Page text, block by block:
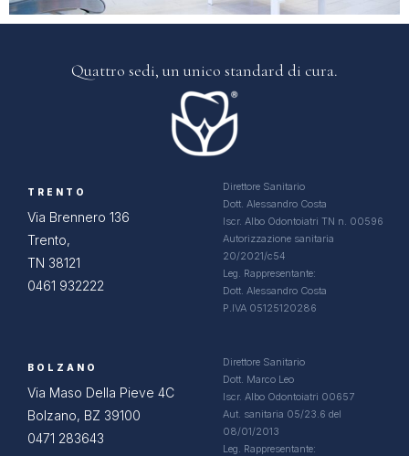
Quattro sedi, un unico standard di cura.
TRENTO
Via Brennero 136
Trento,
TN 38121
0461 932222
Direttore Sanitario
Dott. Alessandro Costa
Iscr. Albo Odontoiatri TN n. 00596
Autorizzazione sanitaria
20/2021/c54
Leg. Rappresentante:
Dott. Alessandro Costa
P.IVA 05125120286
BOLZANO
Via Maso Della Pieve 4C
Bolzano, BZ 39100
0471 283643
Direttore Sanitario
Dott. Marco Leo
Iscr. Albo Odontoiatri 00657
Aut. sanitaria 05/23.6 del
08/01/2013
Leg. Rappresentante: